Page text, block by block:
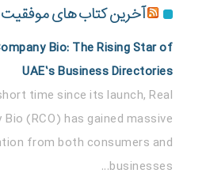
آخرین کتاب های موفقیت
Bio: The Rising Star of
UAE’s Business Directories
time since its launch, Real
Bio (RCO) has gained massive
from both consumers and
businesses...